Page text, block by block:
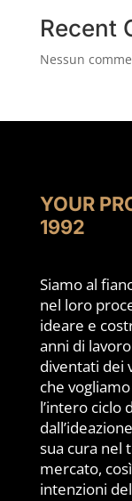
Recent
Nessun
YOUR
1992
Siamo al
nel loro
ideare e
anni di
diventati dei
che
l’intero ciclo
sua cura nel
mercato,
intenzioni